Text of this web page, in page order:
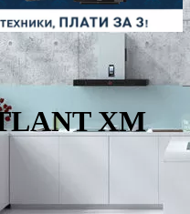
ХМ